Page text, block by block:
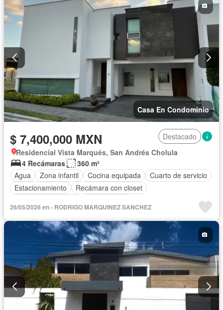
Casa En Condominio
$ 7,400,000 MXN
Destacado
Residencial Vista Marqués, San Andrés Cholula
4 Recámaras
360 m²
Agua
Zona infantil Cocina equipada
Cuarto de servicio
Estacionamiento
Recámara con closet
26/05/2026 en - RODRIGO MARQUINEZ SANCHEZ